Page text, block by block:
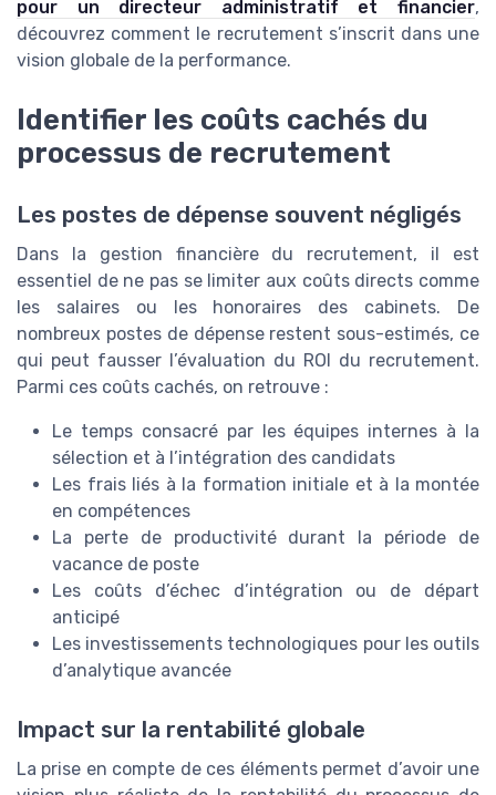
pour un directeur administratif et financier,
découvrez comment le recrutement s’inscrit dans une
vision globale de la performance.
Identifier les coûts cachés du
processus de recrutement
Les postes de dépense souvent négligés
Dans la gestion financière du recrutement, il est
essentiel de ne pas se limiter aux coûts directs comme
les salaires ou les honoraires des cabinets. De
nombreux postes de dépense restent sous-estimés, ce
qui peut fausser l’évaluation du ROI du recrutement.
Parmi ces coûts cachés, on retrouve :
Le temps consacré par les équipes internes à la
sélection et à l’intégration des candidats
Les frais liés à la formation initiale et à la montée
en compétences
La perte de productivité durant la période de
vacance de poste
Les coûts d’échec d’intégration ou de départ
anticipé
Les investissements technologiques pour les outils
d’analytique avancée
Impact sur la rentabilité globale
La prise en compte de ces éléments permet d’avoir une